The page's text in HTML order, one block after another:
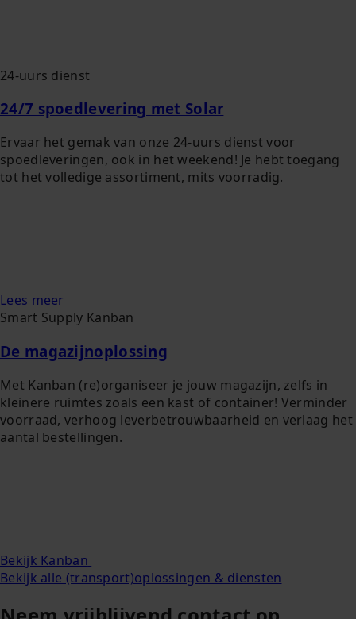
24-uurs dienst
24/7 spoedlevering met Solar
Ervaar het gemak van onze 24-uurs dienst voor
spoedleveringen, ook in het weekend! Je hebt toegang
tot het volledige assortiment, mits voorradig.
Lees meer
Smart Supply Kanban
De magazijnoplossing
Met Kanban (re)organiseer je jouw magazijn, zelfs in
kleinere ruimtes zoals een kast of container! Verminder
voorraad, verhoog leverbetrouwbaarheid en verlaag het
aantal bestellingen.
Bekijk Kanban
Bekijk alle (transport)oplossingen & diensten